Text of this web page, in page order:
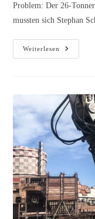
Problem: Der 26-
mussten sich Stephan
Weiterlesen